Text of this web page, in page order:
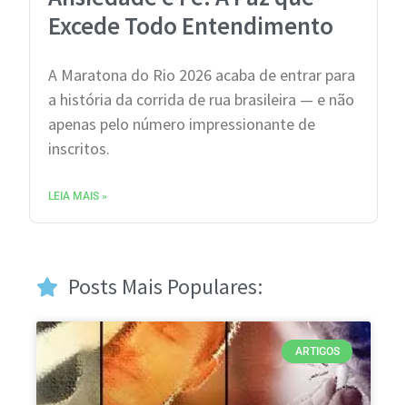
Excede Todo Entendimento
A Maratona do Rio 2026 acaba de entrar para
a história da corrida de rua brasileira — e não
apenas pelo número impressionante de
inscritos.
LEIA MAIS »
Posts Mais Populares:
ARTIGOS